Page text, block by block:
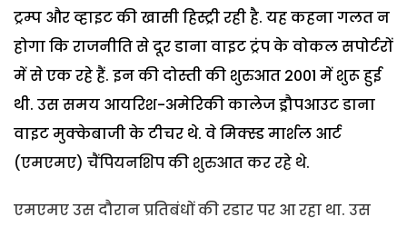
ट्रम्प और व्हाइट की खासी हिस्ट्री रही है. यह कहना गलत न
होगा कि राजनीति से दूर डाना वाइट ट्रंप के वोकल सपोर्टरों
में से एक रहे हैं. इन की दोस्ती की शुरुआत 2001 में शुरू हुई
थी. उस समय आयरिश-अमेरिकी कालेज ड्रौपआउट डाना
वाइट मुक्केबाजी के टीचर थे. वे मिक्स्ड मार्शल आर्ट
(एमएमए) चैंपियनशिप की शुरुआत कर रहे थे.
एमएमए उस दौरान प्रतिबंधों की रडार पर आ रहा था. उस